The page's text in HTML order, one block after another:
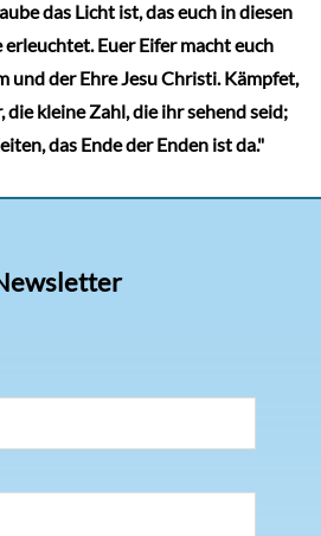
das Licht ist, das euch in diesen
erleuchtet. Euer Eifer macht euch
und der Ehre Jesu Christi. Kämpfet,
die kleine Zahl, die ihr sehend seid;
das Ende der Enden ist da."